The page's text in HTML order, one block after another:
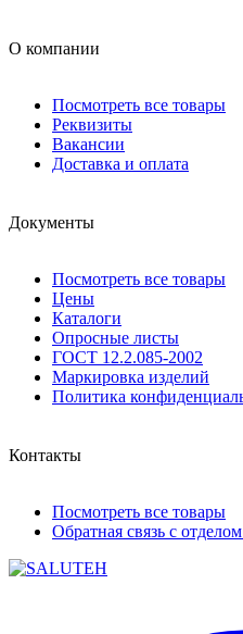
О компании
Посмотреть все товары
Реквизиты
Вакансии
Доставка и оплата
Документы
Посмотреть все товары
Цены
Каталоги
Опросные листы
ГОСТ 12.2.085-2002
Маркировка изделий
Политика
Контакты
Посмотреть все товары
Обратная связь с